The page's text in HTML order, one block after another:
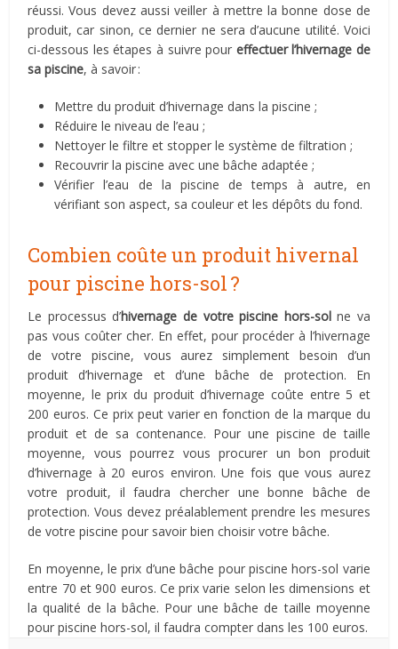
réussi. Vous devez aussi veiller à mettre la bonne dose de
produit, car sinon, ce dernier ne sera d’aucune utilité. Voici
ci-dessous les étapes à suivre pour effectuer l’hivernage de
sa piscine, à savoir :
Mettre du produit d’hivernage dans la piscine ;
Réduire le niveau de l’eau ;
Nettoyer le filtre et stopper le système de filtration ;
Recouvrir la piscine avec une bâche adaptée ;
Vérifier l’eau de la piscine de temps à autre, en
vérifiant son aspect, sa couleur et les dépôts du fond.
Combien coûte un produit hivernal
pour piscine hors-sol ?
Le processus d’hivernage de votre piscine hors-solne va
pas vous coûter cher. En effet, pour procéder à l’hivernage
de votre piscine, vous aurez simplement besoin d’un
produit d’hivernage et d’une bâche de protection. En
moyenne, le prix du produit d’hivernage coûte entre 5 et
200 euros. Ce prix peut varier en fonction de la marque du
produit et de sa contenance. Pour une piscine de taille
moyenne, vous pourrez vous procurer un bon produit
d’hivernage à 20 euros environ. Une fois que vous aurez
votre produit, il faudra chercher une bonne bâche de
protection. Vous devez préalablement prendre les mesures
de votre piscine pour savoir bien choisir votre bâche.
En moyenne, le prix d’une bâche pour piscine hors-sol varie
entre 70 et 900 euros. Ce prix varie selon les dimensions et
la qualité de la bâche. Pour une bâche de taille moyenne
pour piscine hors-sol, il faudra compter dans les 100 euros.